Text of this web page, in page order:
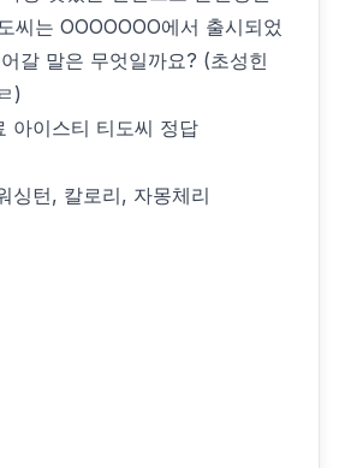
씨는 OOOOOOO에서 출시되었
갈 말은 무엇일까요? (초성힌
)
아이스티 티도씨 정답
싱턴, 칼로리, 자몽체리